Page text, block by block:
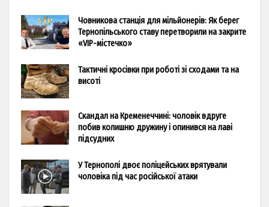
Човникова станція для мільйонерів: Як берег
Тернопільського ставу перетворили на закрите
«VIP-містечко»
Тактичні кросівки при роботі зі сходами та на
висоті
Скандал на Кременеччині: чоловік вдруге
побив колишню дружину і опинився на лаві
підсудних
У Тернополі двоє поліцейських врятували
чоловіка під час російської атаки